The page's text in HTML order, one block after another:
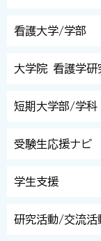
看護大学/学部
大学院 看護学研
短期大学部/学科
受験生応援ナビ
学生支援
研究活動/交流活